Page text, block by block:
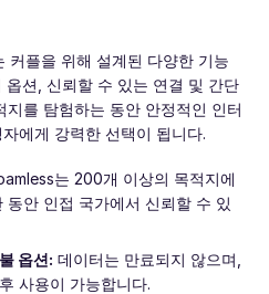
커플을 위해 설계된 다양한 기능
옵션, 신뢰할 수 있는 연결 및 간단
를 탐험하는 동안 안정적인 인터
에게 강력한 선택이 됩니다.
는 200개 이상의 목적지에
안 인접 국가에서 신뢰할 수 있
옵션: 데이터는 만료되지 않으며,
사용이 가능합니다.